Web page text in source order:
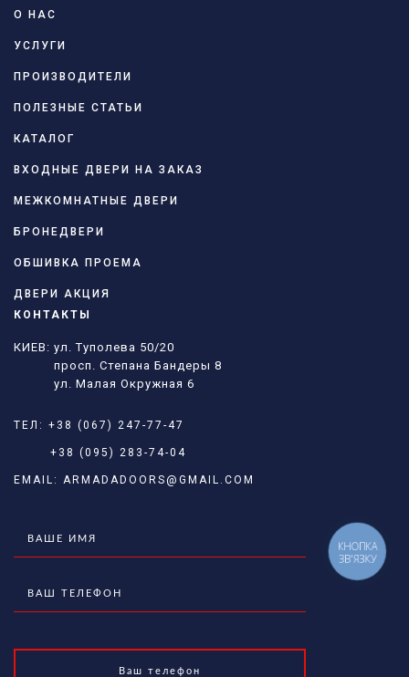
О НАС
УСЛУГИ
ПРОИЗВОДИТЕЛИ
ПОЛЕЗНЫЕ СТАТЬИ
КАТАЛОГ
ВХОДНЫЕ ДВЕРИ НА ЗАКАЗ
МЕЖКОМНАТНЫЕ ДВЕРИ
БРОНЕДВЕРИ
ОБШИВКА ПРОЕМА
ДВЕРИ АКЦИЯ
КОНТАКТЫ
КИЕВ: ул. Туполева 50/20
просп. Степана Бандеры 8
ул. Малая Окружная 6
ТЕЛ: +38 (067) 247-77-47
+38 (095) 283-74-04
EMAIL: ARMADADOORS@GMAIL.COM
КНОПКА
ЗВ'ЯЗКУ